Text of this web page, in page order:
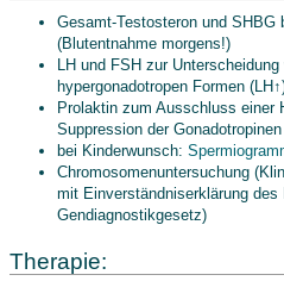
Gesamt-Testosteron und SHBG
(Blutentnahme morgens!)
LH und FSH zur
hypergonadotropen Formen
Prolaktin zum Ausschluss einer
Suppression der Gonadotropinen
bei Kinderwunsch:
Chromosomenuntersuchung
mit Einverständniserklärung des
Gendiagnostikgesetz)
Therapie: